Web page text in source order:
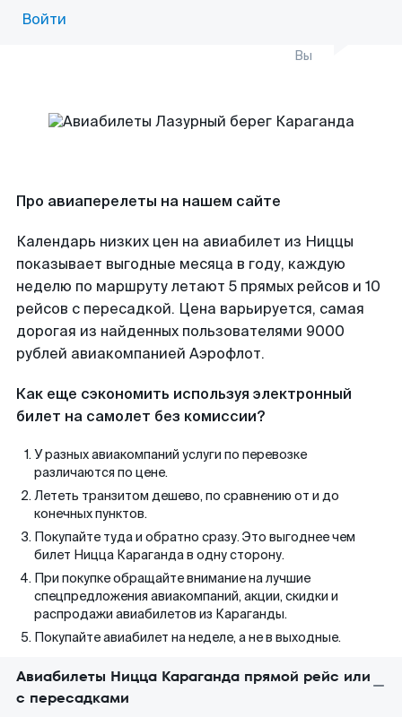
Войти
Вы
Про авиаперелеты на нашем сайте
Календарь низких цен на авиабилет из Ниццы
показывает выгодные месяца в году, каждую
неделю по маршруту летают 5 прямых рейсов и 10
рейсов с пересадкой. Цена варьируется, самая
дорогая из найденных пользователями 9000
рублей авиакомпанией Аэрофлот.
Как еще сэкономить используя электронный
билет на самолет без комиссии?
У разных авиакомпаний услуги по перевозке
различаются по цене.
Лететь транзитом дешево, по сравнению от и до
конечных пунктов.
Покупайте туда и обратно сразу. Это выгоднее чем
билет Ницца Караганда в одну сторону.
При покупке обращайте внимание на лучшие
спецпредложения авиакомпаний, акции, скидки и
распродажи авиабилетов из Караганды.
Покупайте авиабилет на неделе, а не в выходные.
Авиабилеты Ницца Караганда прямой рейс или
с пересадками